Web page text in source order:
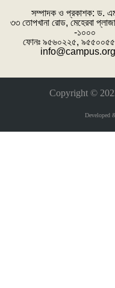
সম্পাদক ও প্রকাশক: ‌ড.
৩৩ তোপখানা রোড, মেহেরবা
-১০০০
ফোনঃ ৯৫৬০২২৫,
Copyright ©
Developed